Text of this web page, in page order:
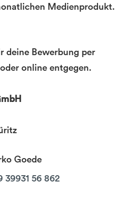
Medienprodukt.
deine Bewerbung per
online entgegen.
Goede
39931 56 862